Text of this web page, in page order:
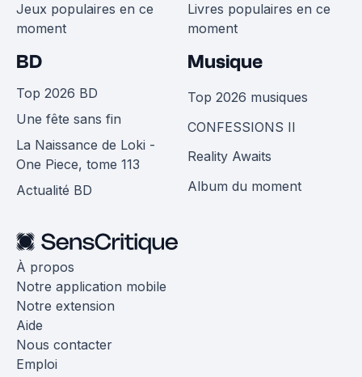
Jeux populaires en ce
moment
Livres populaires en ce
moment
BD
Top 2026 BD
Une fête sans fin
La Naissance de Loki -
One Piece, tome 113
Actualité BD
Musique
Top 2026 musiques
CONFESSIONS II
Reality Awaits
Album du moment
À propos
Notre application mobile
Notre extension
Aide
Nous contacter
Emploi